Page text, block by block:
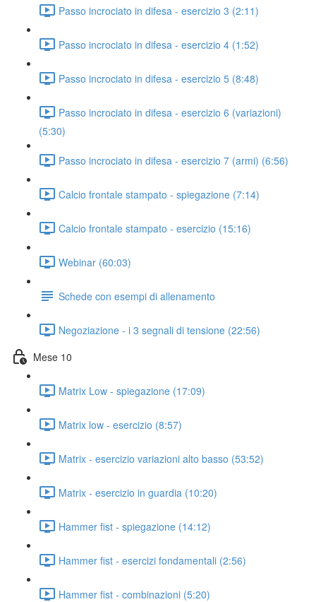
Passo incrociato in difesa - esercizio 3 (2:11)
Passo incrociato in difesa - esercizio 4 (1:52)
Passo incrociato in difesa - esercizio 5 (8:48)
Passo incrociato in difesa - esercizio 6 (variazioni)
(5:30)
Passo incrociato in difesa - esercizio 7 (armi) (6:56)
Calcio frontale stampato - spiegazione (7:14)
Calcio frontale stampato - esercizio (15:16)
Webinar (60:03)
Schede con esempi di allenamento
Negoziazione - i 3 segnali di tensione (22:56)
Mese 10
Matrix Low - spiegazione (17:09)
Matrix low - esercizio (8:57)
Matrix - esercizio variazioni alto basso (53:52)
Matrix - esercizio in guardia (10:20)
Hammer fist - spiegazione (14:12)
Hammer fist - esercizi fondamentali (2:56)
Hammer fist - combinazioni (5:20)